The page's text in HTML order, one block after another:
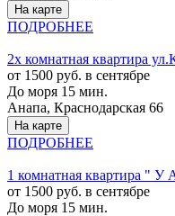
На карте
ПОДРОБНЕЕ
2х комнатная квартира
от 1500 руб. в сентябре
До моря 15 мин.
Анапа, Краснодарская 66
На карте
ПОДРОБНЕЕ
1 комнатная квартира " У
от 1500 руб. в сентябре
До моря 15 мин.